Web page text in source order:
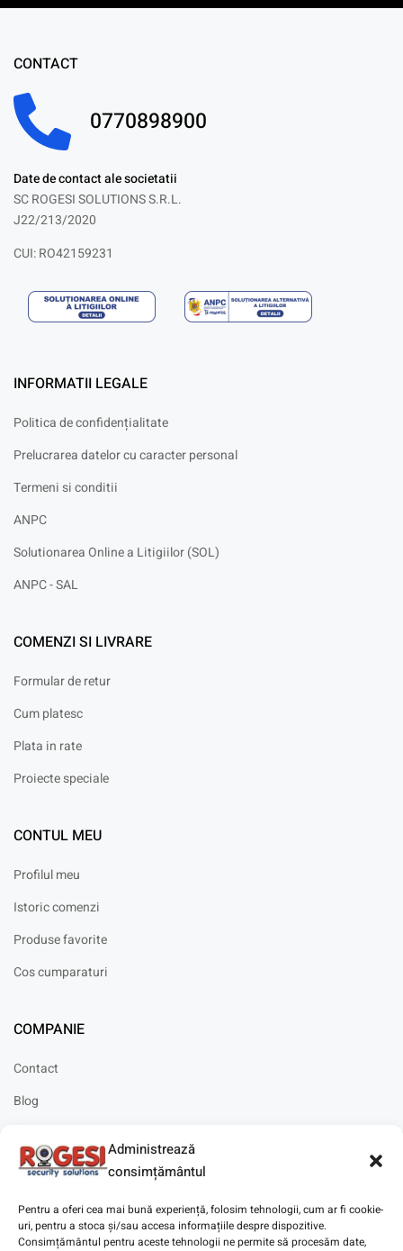
Administrează
consimțământul
Pentru a oferi cea mai bună experiență, folosim tehnologii, cum ar fi cookie-
uri, pentru a stoca și/sau accesa informațiile despre dispozitive.
Consimțământul pentru aceste tehnologii ne permite să procesăm date,
CONTACT
0770898900
Date de contact ale societatii
SC ROGESI SOLUTIONS S.R.L.
J22/213/2020
CUI: RO42159231
INFORMATII LEGALE
Politica de confidențialitate
Prelucrarea datelor cu caracter personal
Termeni si conditii
ANPC
Solutionarea Online a Litigiilor (SOL)
ANPC - SAL
COMENZI SI LIVRARE
Formular de retur
Cum platesc
Plata in rate
Proiecte speciale
CONTUL MEU
Profilul meu
Istoric comenzi
Produse favorite
Cos cumparaturi
COMPANIE
Contact
Blog
Solicitare instalare